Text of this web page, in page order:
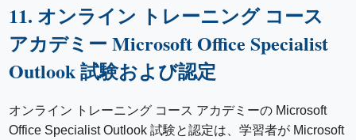
11. オンライン トレーニング コース
アカデミー Microsoft Office Specialist
Outlook 試験および認定
オンライン トレーニング コース アカデミーの Microsoft
Office Specialist Outlook 試験と認定は、学習者が Microsoft